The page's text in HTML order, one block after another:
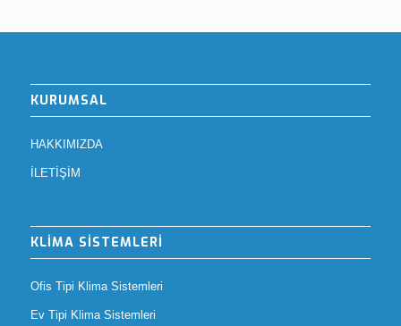
KURUMSAL
HAKKIMIZDA
İLETİŞİM
KLİMA SİSTEMLERİ
Ofis Tipi Klima Sistemleri
Ev Tipi Klima Sistemleri